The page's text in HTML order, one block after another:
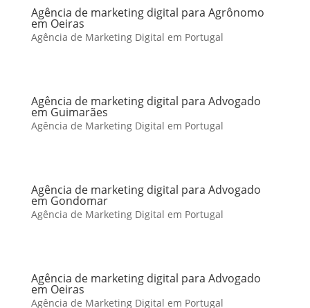
Agência de marketing digital para Agrônomo
em Oeiras
Agência de Marketing Digital em Portugal
Agência de marketing digital para Advogado
em Guimarães
Agência de Marketing Digital em Portugal
Agência de marketing digital para Advogado
em Gondomar
Agência de Marketing Digital em Portugal
Agência de marketing digital para Advogado
em Oeiras
Agência de Marketing Digital em Portugal